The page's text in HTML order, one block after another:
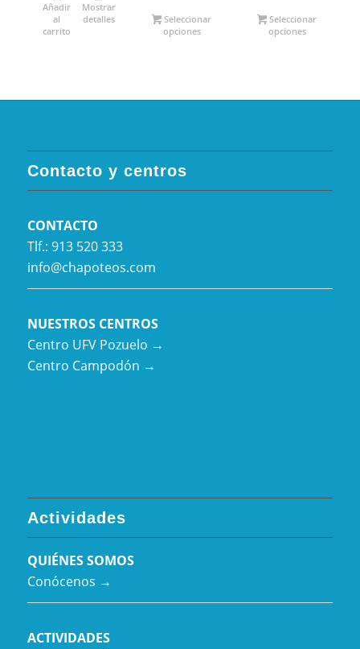
Añadir
al
carrito
Mostrar
detalles
Seleccionar
opciones
Seleccionar
opciones
Contacto y centros
CONTACTO
Tlf.: 913 520 333
info@chapoteos.com
NUESTROS CENTROS
Centro UFV Pozuelo →
Centro Campodón →
Actividades
QUIÉNES SOMOS
Conócenos →
ACTIVIDADES